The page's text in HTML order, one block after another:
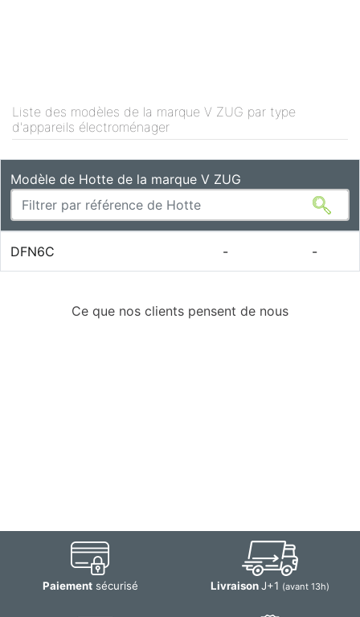
Liste des modèles de la marque V ZUG par type
d'appareils électroménager
Modèle de Hotte de la marque V ZUG
DFN6C - -
Ce que nos clients pensent de nous
Paiementsécurisé LivraisonJ+1 (avant 13h)